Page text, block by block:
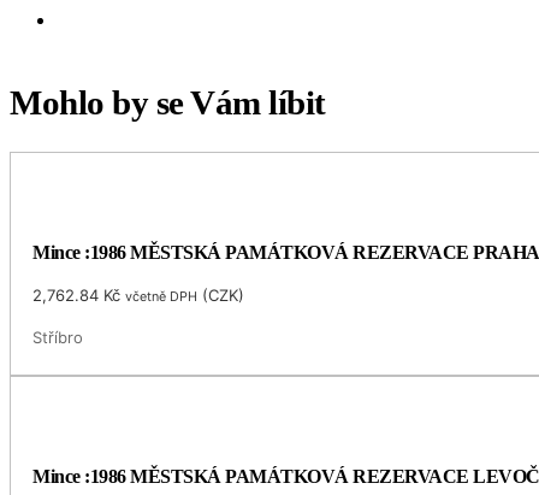
Mohlo by se Vám líbit
Mince :1986 MĚSTSKÁ PAMÁTKOVÁ REZERVACE PRAHA
2,762.84 Kč včetně DPH (CZK)
Stříbro
Mince :1986 MĚSTSKÁ PAMÁTKOVÁ REZERVACE